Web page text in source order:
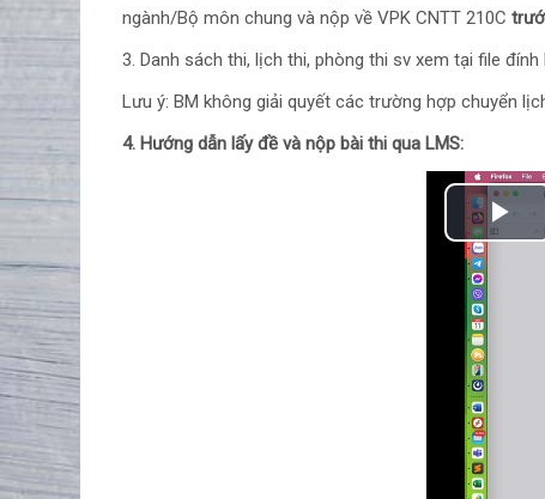
ngành/Bộ môn chung và nộp về VPK CNTT 210C
3. Danh sách thi, lịch thi, phòng thi sv xem tại file đính
Lưu ý: BM không giải quyết các trường hợp chuyển
4. Hướng dẫn lấy đề và nộp bài thi qua LMS: